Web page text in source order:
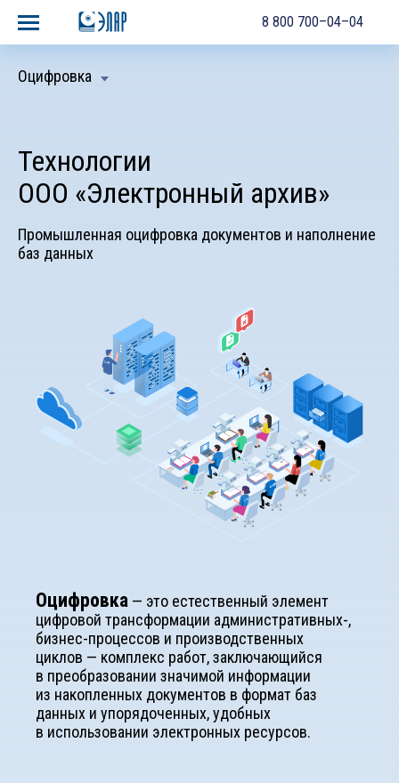
8 800 700–04–04
Оцифровка
Технологии
ООО «Электронный архив»
Промышленная оцифровка документов и наполнение
баз данных
Оцифровка — это естественный элемент
цифровой трансформации административных-,
бизнес-процессов и производственных
циклов — комплекс работ, заключающийся
в преобразовании значимой информации
из накопленных документов в формат баз
данных и упорядоченных, удобных
в использовании электронных ресурсов.